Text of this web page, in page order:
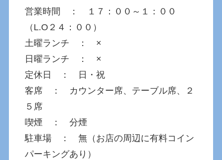
営業時間 ： １７：００～１：００
（L.O２４：００）
土曜ランチ ： ×
日曜ランチ ： ×
定休日 ： 日・祝
客席 ： カウンター席、テーブル席、２
５席
喫煙 ： 分煙
駐車場 ： 無（お店の周辺に有料コイン
パーキングあり）